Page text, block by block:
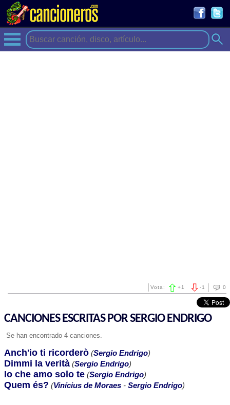
0
-1
Vota: +1
CANCIONES ESCRITAS POR SERGIO ENDRIGO
Se han encontrado 4 canciones.
Anch'io ti ricorderò (Sergio Endrigo)
Dimmi la verità (Sergio Endrigo)
Io che amo solo te (Sergio Endrigo)
Quem és? (Vinícius de Moraes - Sergio Endrigo)